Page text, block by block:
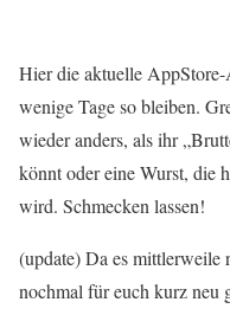
Hier die aktuelle
wenige Tage so bleiben.
wieder anders, als ihr
könnt oder eine Wurst, die
wird. Schmecken lassen!
(update) Da es mittlerweile
nochmal für euch kurz neu